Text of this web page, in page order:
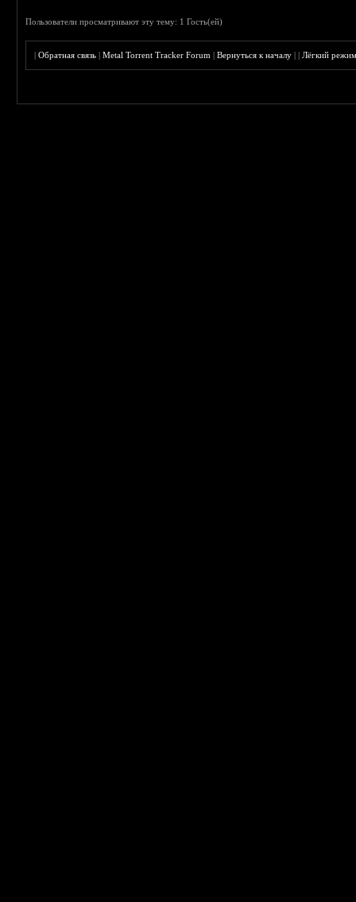
Пользователи просматривают эту тему: 1 Гость(ей)
|Обратная связь |Metal Torrent Tracker Forum |Вернуться к началу ||Лёгкий